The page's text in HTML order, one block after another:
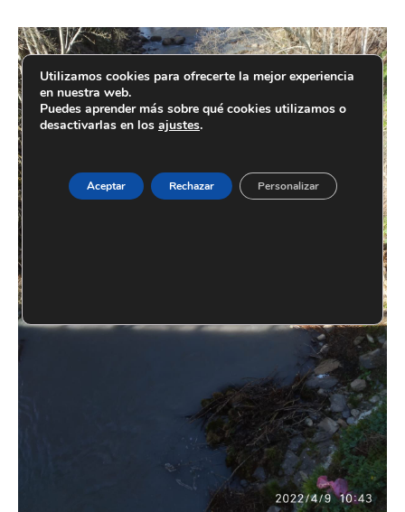
Utilizamos cookies para ofrecerte la mejor experiencia
en nuestra web.
Puedes aprender más sobre qué cookies utilizamos o
desactivarlas en los ajustes.
Aceptar Rechazar Personalizar